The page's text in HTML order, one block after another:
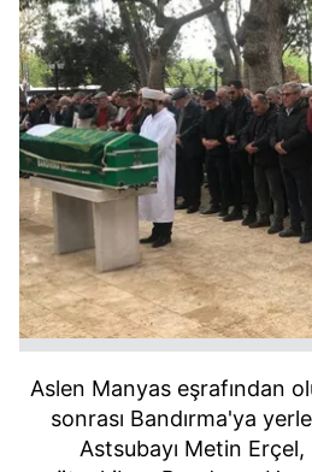
Aslen Manyas eşrafından
sonrası Bandırma'ya
Astsubayı Metin Erçel,